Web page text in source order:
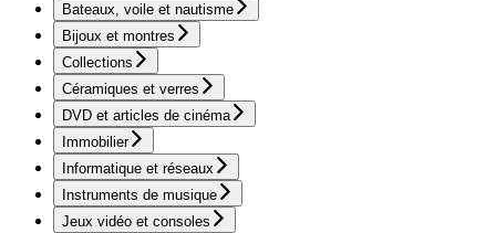
Bateaux, voile et nautisme
Bijoux et montres
Collections
Céramiques et verres
DVD et articles de cinéma
Immobilier
Informatique et réseaux
Instruments de musique
Jeux vidéo et consoles